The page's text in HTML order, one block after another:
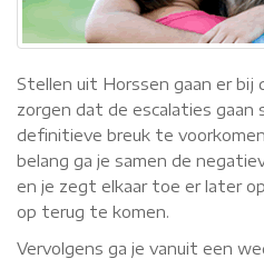
Stellen uit Horssen gaan er bij
zorgen dat de escalaties
definitieve breuk te
belang ga je samen de
en je zegt elkaar toe er later
op terug te komen.
Vervolgens ga je vanuit een